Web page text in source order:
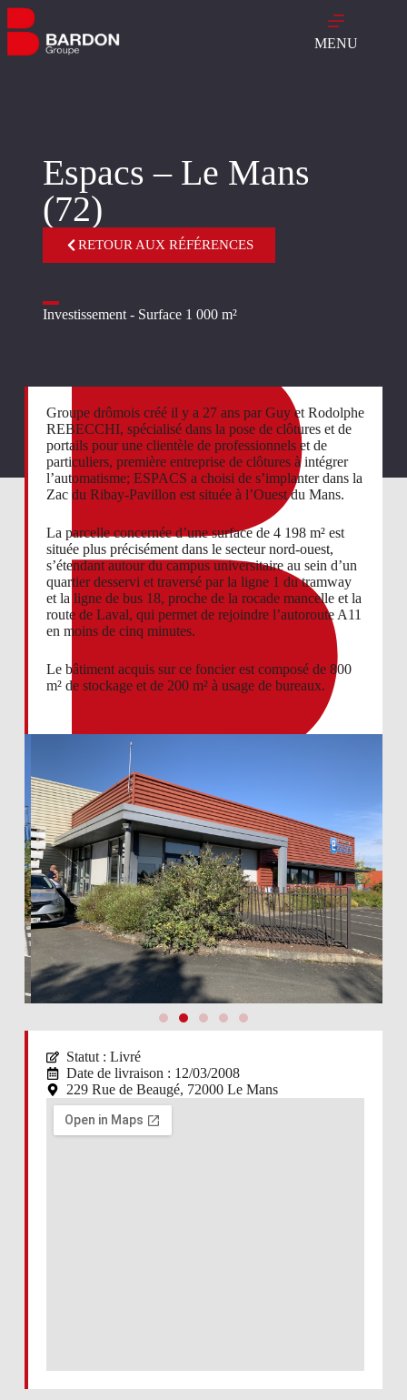
MENU
Espacs – Le Mans
(72)
RETOUR AUX RÉFÉRENCES
Investissement - Surface 1 000 m²
Groupe drômois créé il y a 27 ans par Guy et Rodolphe
REBECCHI, spécialisé dans la pose de clôtures et de
portails pour une clientèle de professionnels et de
particuliers, première entreprise de clôtures à intégrer
l’automatisme; ESPACS a choisi de s’implanter dans la
Zac du Ribay-Pavillon est située à l’Ouest du Mans.
La parcelle concernée d’une surface de 4 198 m² est
située plus précisément dans le secteur nord-ouest,
s’étendant autour du campus universitaire au sein d’un
quartier desservi et traversé par la ligne 1 du tramway
et la ligne de bus 18, proche de la rocade mancelle et la
route de Laval, qui permet de rejoindre l’autoroute A11
en moins de cinq minutes.
Le bâtiment acquis sur ce foncier est composé de 800
m² de stockage et de 200 m² à usage de bureaux.
Statut :Livré
Date de livraison : 12/03/2008
229 Rue de Beaugé, 72000 Le Mans